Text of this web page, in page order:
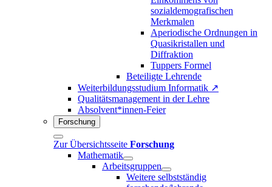
sozialdemografischen
Merkmalen
Aperiodische Ordnungen in
Quasikristallen und
Diffraktion
Tuppers Formel
Beteiligte Lehrende
Weiterbildungsstudium Informatik ↗
Qualitätsmanagement in der Lehre
Absolvent*innen-Feier
Forschung
Zur Übersichtsseite Forschung
Mathematik
Arbeitsgruppen
Weitere selbstständig